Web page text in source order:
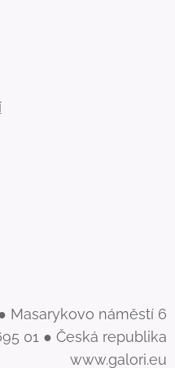
Masarykovo náměstí 6
01 ● Česká republika
www.galori.eu